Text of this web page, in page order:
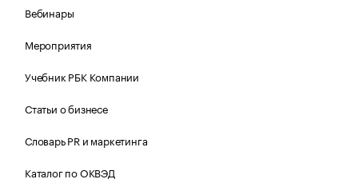
Вебинары
Мероприятия
Учебник РБК Компании
Статьи о бизнесе
Словарь PR и маркетинга
Каталог по ОКВЭД